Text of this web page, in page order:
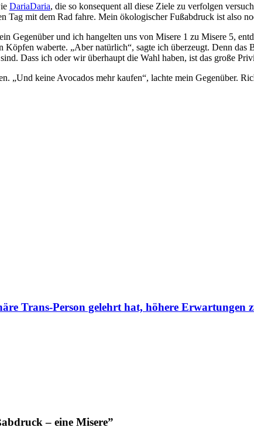
DariaDaria, die so konsequent all diese Ziele zu verfolgen
Tag mit dem Rad fahre. Mein ökologischer Fußabdruck ist also
Gegenüber und ich hangelten uns von Misere 1 zu Misere 5,
Köpfen waberte. „Aber natürlich“, sagte ich überzeugt. Denn
Dass ich oder wir überhaupt die Wahl haben, ist das große
keine Avocados mehr kaufen“, lachte mein Gegenüber.
Trans-Person gelehrt hat, höhere Erwartungen
– eine Misere”